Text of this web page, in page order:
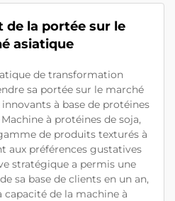
de la portée sur le
asiatique
de transformation
sa portée sur le marché
à base de protéines
à protéines de soja,
de produits texturés à
aux préférences gustatives
stratégique a permis une
sa base de clients en un an,
de la machine à